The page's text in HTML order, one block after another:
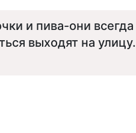
и пива-они всегда
выходят на улицу.